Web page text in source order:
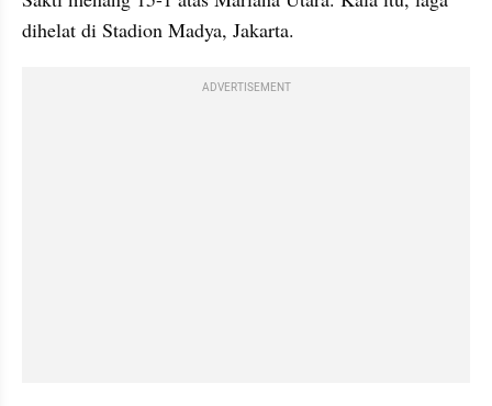
dihelat di Stadion Madya, Jakarta.
ADVERTISEMENT